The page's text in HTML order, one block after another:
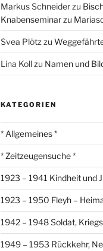
Markus Schneiderzu
Knabenseminar zu
Svea Plötz zu
Lina Kollzu Namen und
KATEGORIEN
* Allgemeines *
* Zeitzeugensuche *
1923 – 1941 Kindheit und
1923 – 1950 Fleyh –
1942 – 1948 Soldat,
1949 – 1953 Rückkehr,